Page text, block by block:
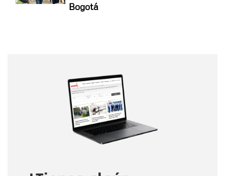
Bogotá
Correo electrónico
Tipo de comentario